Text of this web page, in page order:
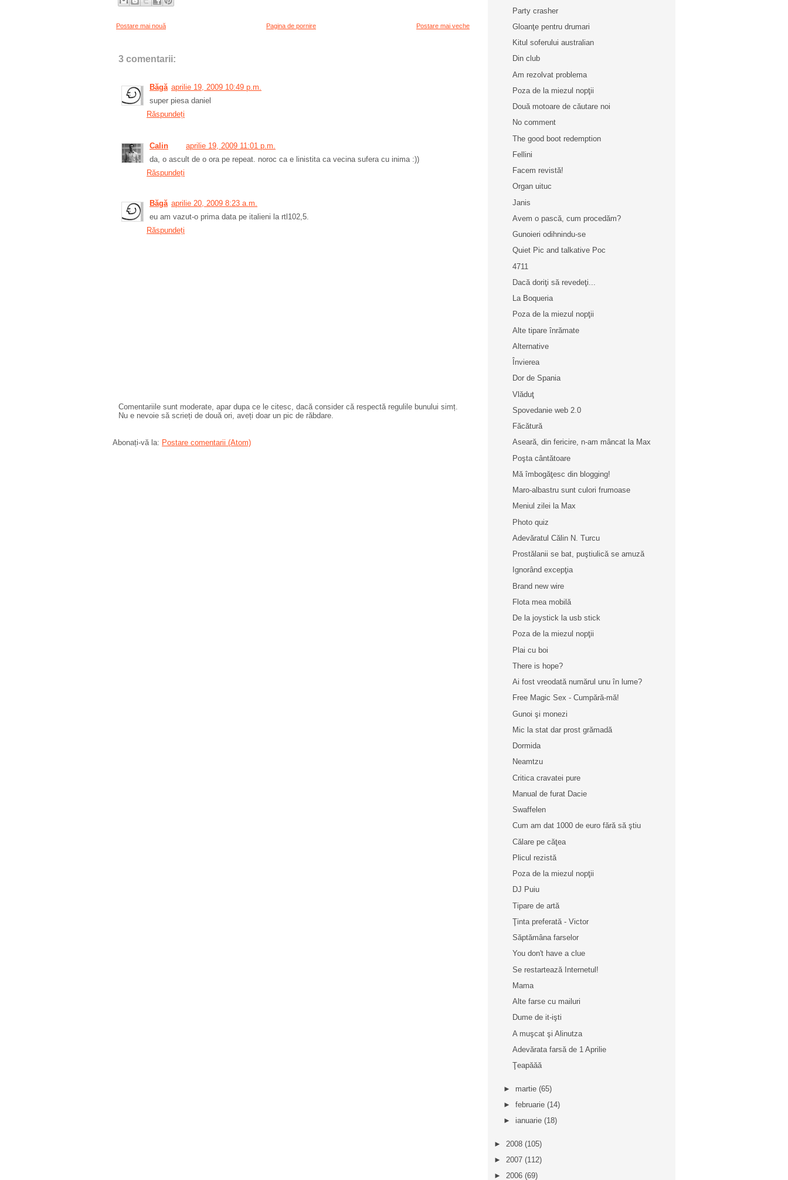
Postare mai nouă Postare mai veche
Pagina de pornire
3 comentarii:
Băgă aprilie 19, 2009 10:49 p.m.
super piesa daniel
Răspundeți
Calin
aprilie 19, 2009 11:01 p.m.
da, o ascult de o ora pe repeat. noroc ca e linistita ca vecina sufera cu inima :))
Răspundeți
Băgă aprilie 20, 2009 8:23 a.m.
eu am vazut-o prima data pe italieni la rtl102,5.
Răspundeți
Comentariile sunt moderate, apar dupa ce le citesc, dacă consider că respectă regulile bunului simț.
Nu e nevoie să scrieți de două ori, aveți doar un pic de răbdare.
Abonați-vă la: Postare comentarii (Atom)
Party crasher
Gloanţe pentru drumari
Kitul soferului australian
Din club
Am rezolvat problema
Poza de la miezul nopţii
Două motoare de căutare noi
No comment
The good boot redemption
Fellini
Facem revistă!
Organ uituc
Janis
Avem o pască, cum procedăm?
Gunoieri odihnindu-se
Quiet Pic and talkative Poc
4711
Dacă doriţi să revedeţi...
La Boqueria
Poza de la miezul nopţii
Alte tipare înrămate
Alternative
Învierea
Dor de Spania
Vlăduţ
Spovedanie web 2.0
Făcătură
Aseară, din fericire, n-am mâncat la Max
Poşta cântătoare
Mă îmbogăţesc din blogging!
Maro-albastru sunt culori frumoase
Meniul zilei la Max
Photo quiz
Adevăratul Călin N. Turcu
Prostălanii se bat, puştiulică se amuză
Ignorând excepţia
Brand new wire
Flota mea mobilă
De la joystick la usb stick
Poza de la miezul nopţii
Plai cu boi
There is hope?
Ai fost vreodată numărul unu în lume?
Free Magic Sex - Cumpără-mă!
Gunoi şi monezi
Mic la stat dar prost grămadă
Dormida
Neamtzu
Critica cravatei pure
Manual de furat Dacie
Swaffelen
Cum am dat 1000 de euro fără să ştiu
Călare pe căţea
Plicul rezistă
Poza de la miezul nopţii
DJ Puiu
Tipare de artă
Ţinta preferată - Victor
Săptămâna farselor
You don't have a clue
Se restartează Internetul!
Mama
Alte farse cu mailuri
Dume de it-işti
A muşcat şi Alinutza
Adevărata farsă de 1 Aprilie
Ţeapăăă
► martie (65)
► februarie (14)
► ianuarie (18)
► 2008 (105)
► 2007 (112)
► 2006 (69)